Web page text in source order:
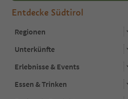
Entdecke Südtirol
Regionen
Unterkünfte
Erlebnisse & Events
Essen & Trinken